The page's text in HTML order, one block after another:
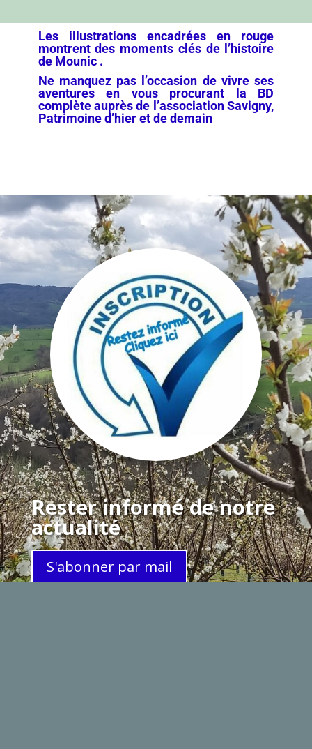
Les illustrations encadrées en rouge
montrent des moments clés de l’histoire
de Mounic .
Ne manquez pas l’occasion de vivre ses
aventures en vous procurant la BD
complète auprès de l’association Savigny,
Patrimoine d’hier et de demain
Rester informé de notre
actualité
S'abonner par mail